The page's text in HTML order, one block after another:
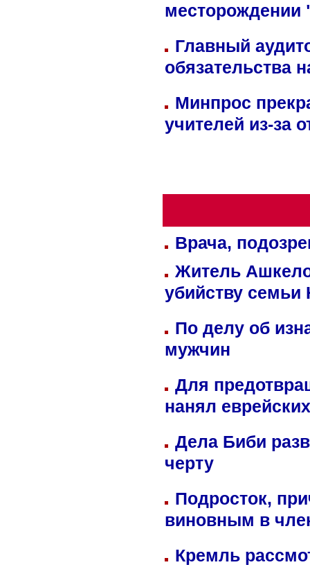
Главный
обязательства
Минпрос
учителей из-за
Врача,
Житель
убийству семьи
По делу об
мужчин
Для
нанял
Дела Биби
черту
Подросток,
виновным в
Кремль